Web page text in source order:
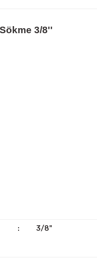
3/8''
: 3/8"